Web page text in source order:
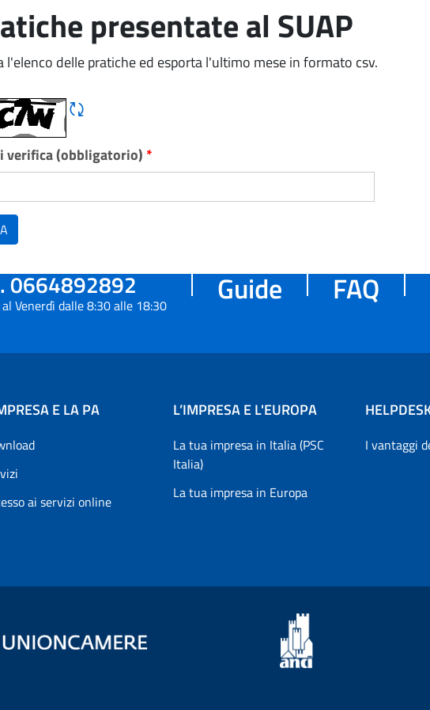
presentate al SUAP
l'elenco delle pratiche ed esporta l'ultimo mese in formato csv.
Rigene CAPTCHA
verifica (obbligatorio) *
0664892892
Venerdì dalle 8:30 alle 18:30 Guide FAQ
E LA PA
ai servizi online
L’IMPRESA E L'EUROPA
La tua impresa in Italia (PSC
Italia)
La tua impresa in Europa
I vantaggi